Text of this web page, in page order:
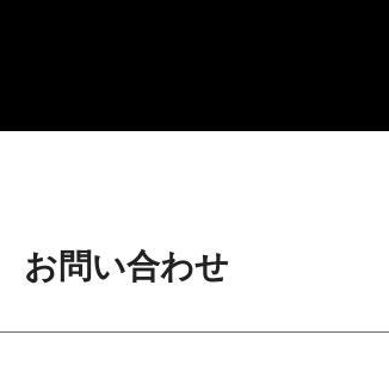
お問い合わせ